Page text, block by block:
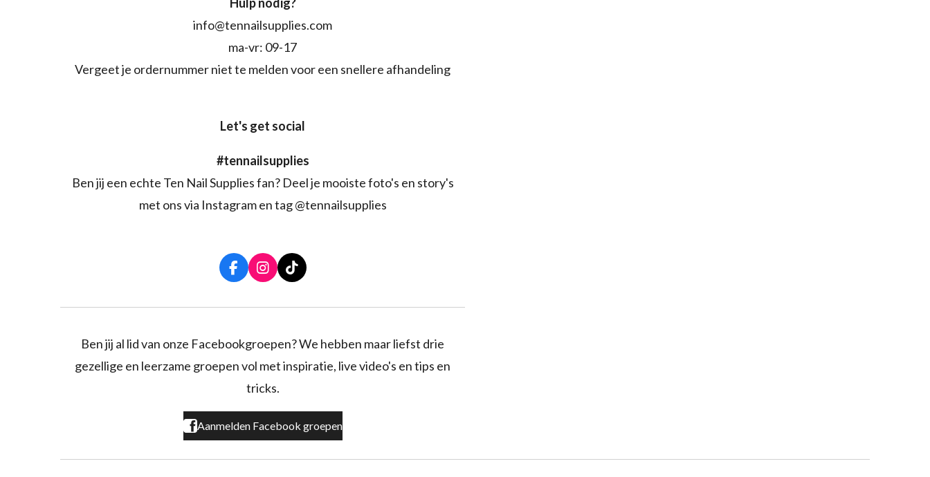
info@tennailsupplies.com
ma-vr: 09-17
Vergeet je ordernummer niet te melden voor een snellere afhandeling
Let's get social
#tennailsupplies
Ben jij een echte Ten Nail Supplies fan? Deel je mooiste foto's en story's
met ons via Instagram en tag @tennailsupplies
F
a
e
o
k
I
n
t
r
a
T
i
T
k
Ben jij al lid van onze Facebookgroepen? We hebben maar liefst drie
gezellige en leerzame groepen vol met inspiratie, live video's en tips en
tricks.
Aanmelden Facebook groepen